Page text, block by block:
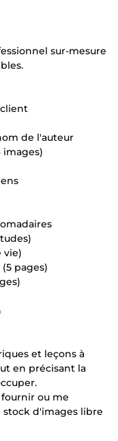
sur-mesure
de l'auteur
images)
vie)
pages)
et leçons à
en précisant la
ou me
d'images libre